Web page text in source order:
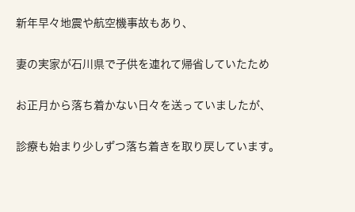
新年早々地震や航空機事故もあり、
妻の実家が石川県で子供を連れて帰省していたため
お正月から落ち着かない日々を送っていましたが、
診療も始まり少しずつ落ち着きを取り戻しています。